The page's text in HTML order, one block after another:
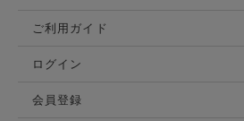
ご利用ガイド
ログイン
会員登録